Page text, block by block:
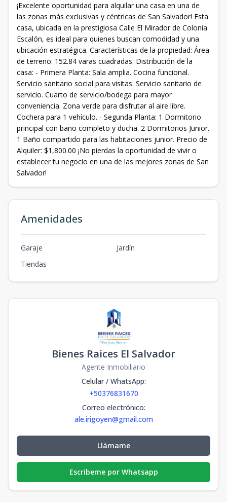
¡Excelente oportunidad para alquilar una casa en una de
las zonas más exclusivas y céntricas de San Salvador! Esta
casa, ubicada en la prestigiosa Calle El Mirador de Colonia
Escalón, es ideal para quienes buscan comodidad y una
ubicación estratégica. Características de la propiedad: Área
de terreno: 152.84 varas cuadradas. Distribución de la
casa: - Primera Planta: Sala amplia. Cocina funcional.
Servicio sanitario social para visitas. Servicio sanitario de
servicio. Cuarto de servicio/bodega para mayor
conveniencia. Zona verde para disfrutar al aire libre.
Cochera para 1 vehículo. - Segunda Planta: 1 Dormitorio
principal con baño completo y ducha. 2 Dormitorios Junior.
1 Baño compartido para las habitaciones junior. Precio de
Alquiler: $1,800.00 ¡No pierdas la oportunidad de vivir o
establecer tu negocio en una de las mejores zonas de San
Salvador!
Amenidades
Garaje
Jardín
Tiendas
Bienes Raices El Salvador
Agente Inmobiliario
Celular / WhatsApp:
+50376831670
Correo electrónico:
ale.irigoyen@gmail.com
Llámame
Escribeme por Whatsapp